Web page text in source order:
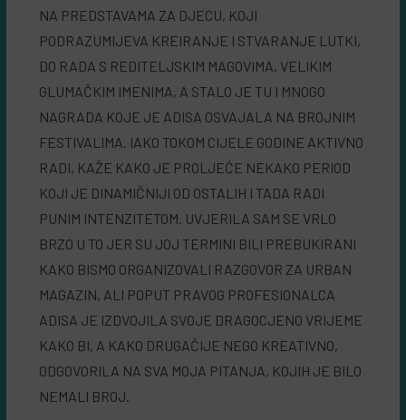
NA PREDSTAVAMA ZA DJECU, KOJI
PODRAZUMIJEVA KREIRANJE I STVARANJE LUTKI,
DO RADA S REDITELJSKIM MAGOVIMA, VELIKIM
GLUMAČKIM IMENIMA, A STALO JE TU I MNOGO
NAGRADA KOJE JE ADISA OSVAJALA NA BROJNIM
FESTIVALIMA. IAKO TOKOM CIJELE GODINE AKTIVNO
RADI, KAŽE KAKO JE PROLJEĆE NEKAKO PERIOD
KOJI JE DINAMIČNIJI OD OSTALIH I TADA RADI
PUNIM INTENZITETOM. UVJERILA SAM SE VRLO
BRZO U TO JER SU JOJ TERMINI BILI PREBUKIRANI
KAKO BISMO ORGANIZOVALI RAZGOVOR ZA URBAN
MAGAZIN, ALI POPUT PRAVOG PROFESIONALCA
ADISA JE IZDVOJILA SVOJE DRAGOCJENO VRIJEME
KAKO BI, A KAKO DRUGAČIJE NEGO KREATIVNO,
ODGOVORILA NA SVA MOJA PITANJA, KOJIH JE BILO
NEMALI BROJ.